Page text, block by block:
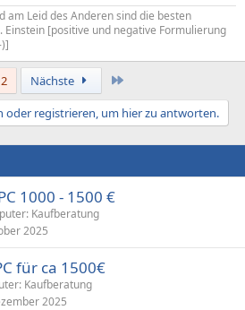
am Leid des Anderen sind die besten
Einstein [positive und negative Formulierung
Nächste
oder registrieren, um hier zu antworten.
1000 - 1500 €
Kaufberatung
2025
für ca 1500€
Kaufberatung
2025